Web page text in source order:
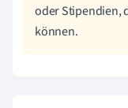
oder Stipendien,
können.